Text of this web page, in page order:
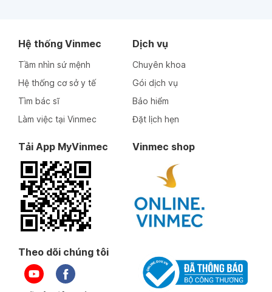
Hệ thống Vinmec
Tầm nhìn sứ mệnh
Hệ thống cơ sở y tế
Tìm bác sĩ
Làm việc tại Vinmec
Dịch vụ
Chuyên khoa
Gói dịch vụ
Bảo hiểm
Đặt lịch hẹn
Tải App MyVinmec Vinmec shop
Theo dõi chúng tôi